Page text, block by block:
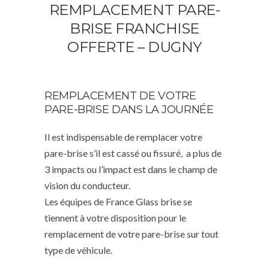
REMPLACEMENT PARE-
BRISE FRANCHISE
OFFERTE – DUGNY
REMPLACEMENT DE VOTRE
PARE-BRISE DANS LA JOURNÉE
Il est indispensable de remplacer votre
pare-brise s’il est cassé ou fissuré, a plus de
3 impacts ou l’impact est dans le champ de
vision du conducteur.
Les équipes de France Glass brise se
tiennent à votre disposition pour le
remplacement de votre pare-brise sur tout
type de véhicule.